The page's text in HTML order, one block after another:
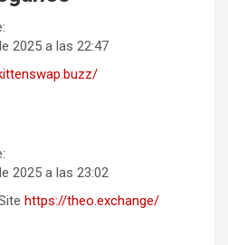
2025 a las 22:47
2025 a las 23:02
https://theo.exchange/